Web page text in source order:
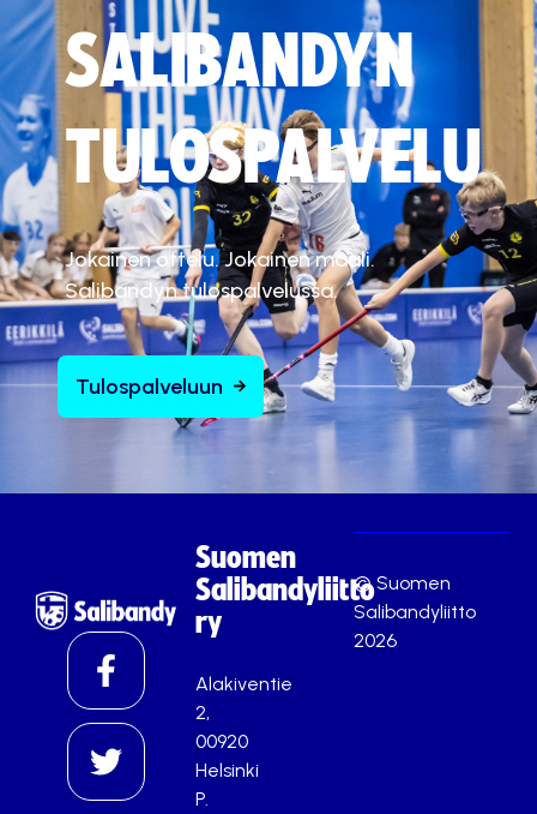
SALIBANDYN
TULOSPALVELU
Jokainen ottelu. Jokainen maali.
Salibandyn tulospalvelussa.
Tulospalveluun
Suomen
Salibandyliitto
ry
Alakiventie
2,
00920
Helsinki
P.
© Suomen
Salibandyliitto
2026